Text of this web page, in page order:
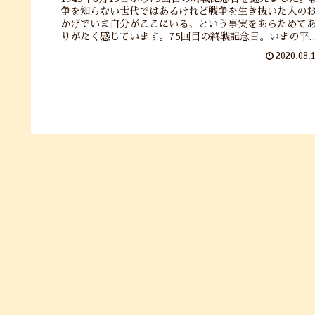
争を知らない世代ではあるけれど戦争を生き抜いた人のお
かげでいま自分がここにいる、という事実をあらためてあ
りがたく感じています。75回目の終戦記念日。いまの平